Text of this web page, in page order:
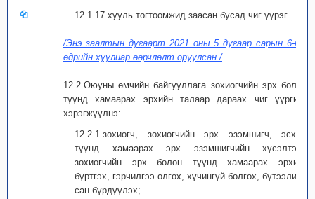
12.1.17.хууль тогтоомжид заасан бусад чиг үүрэг.
/Энэ заалтын дугаарт 2021 оны 5 дугаар сарын 6-ны
өдрийн хуулиар өөрчлөлт оруулсан./
12.2.Оюуны өмчийн байгууллага зохиогчийн эрх болон
түүнд хамаарах эрхийн талаар дараах чиг үүргийг
хэрэгжүүлнэ:
12.2.1.зохиогч, зохиогчийн эрх эзэмшигч, эсхүл
түүнд хамаарах эрх эзэмшигчийн хүсэлтээр
зохиогчийн эрх болон түүнд хамаарах эрхийг
бүртгэх, гэрчилгээ олгох, хүчингүй болгох, бүтээлийн
сан бүрдүүлэх;